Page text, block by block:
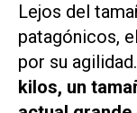
Lejos del
patagónicos,
por su agilidad.
kilos, un